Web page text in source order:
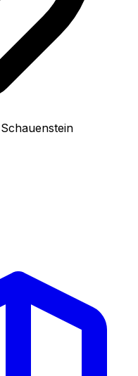
Schauenstein